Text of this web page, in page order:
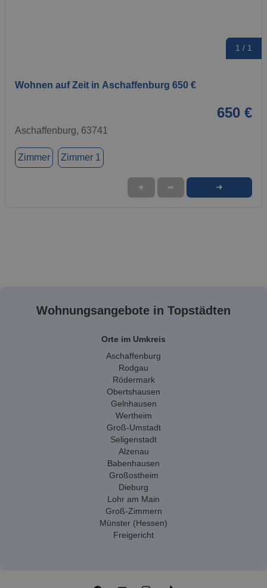
1 / 1
Wohnen auf Zeit in Aschaffenburg 650 €
650 €
Aschaffenburg, 63741
Zimmer Zimmer 1
★ ➦ ➜
Wohnungsangebote in Topstädten
Orte im Umkreis
Aschaffenburg
Rodgau
Rödermark
Obertshausen
Gelnhausen
Wertheim
Groß-Umstadt
Seligenstadt
Alzenau
Babenhausen
Großostheim
Dieburg
Lohr am Main
Groß-Zimmern
Münster (Hessen)
Freigericht